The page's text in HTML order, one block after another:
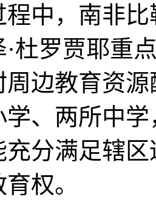
，南非比
杜罗贾耶重
周边教育资
学、两所中
充分满足辖
权。